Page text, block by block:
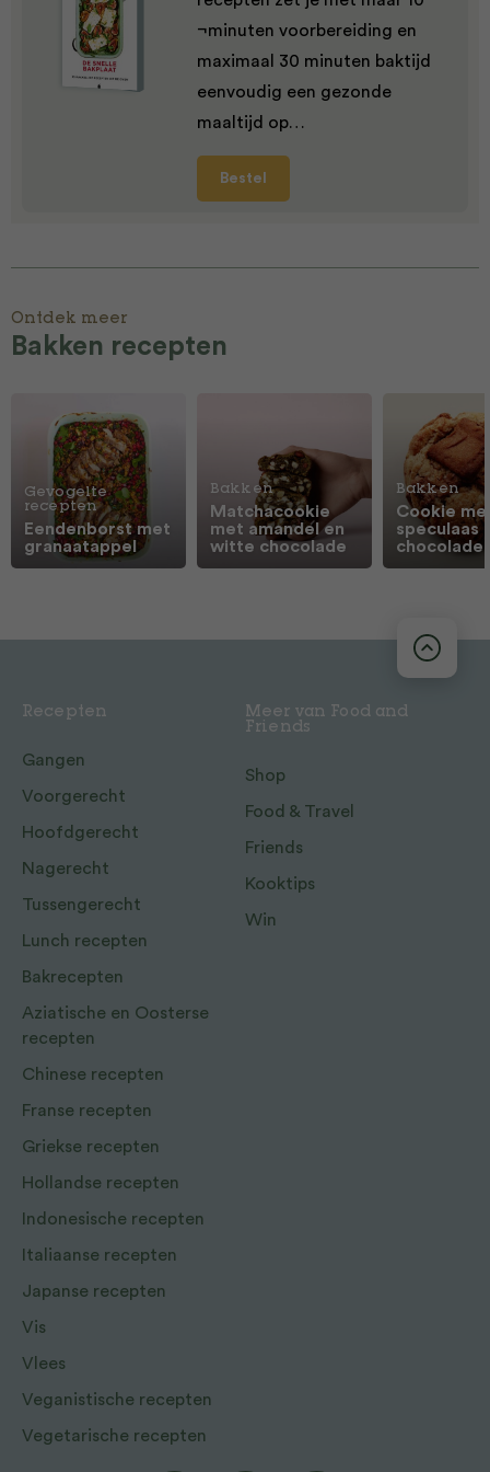
¬minuten voorbereiding en
maximaal 30 minuten baktijd
eenvoudig een gezonde
maaltijd op…
Bestel
Ontdek meer
Bakken recepten
Gevogelte
recepten
Eendenborst met
granaatappel
Bakken
Matchacookie
met amandel en
witte chocolade
Bakken
Cookie
speculaas
chocolade
Recepten
Gangen
Voorgerecht
Hoofdgerecht
Nagerecht
Tussengerecht
Lunch recepten
Bakrecepten
Aziatische en Oosterse
recepten
Chinese recepten
Franse recepten
Griekse recepten
Hollandse recepten
Indonesische recepten
Italiaanse recepten
Japanse recepten
Vis
Vlees
Veganistische recepten
Vegetarische recepten
Meer van Food and
Friends
Shop
Food & Travel
Friends
Kooktips
Win